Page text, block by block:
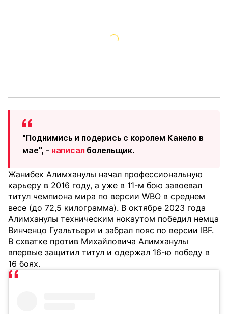
"Поднимись и подерись с королем Канело в
мае", - написал болельщик.
Жанибек Алимханулы начал профессиональную
карьеру в 2016 году, а уже в 11-м бою завоевал
титул чемпиона мира по версии WBO в среднем
весе (до 72,5 килограмма). В октябре 2023 года
Алимханулы техническим нокаутом победил немца
Винченцо Гуальтьери и забрал пояс по версии IBF.
В схватке против Михайловича Алимханулы
впервые защитил титул и одержал 16-ю победу в
16 боях.